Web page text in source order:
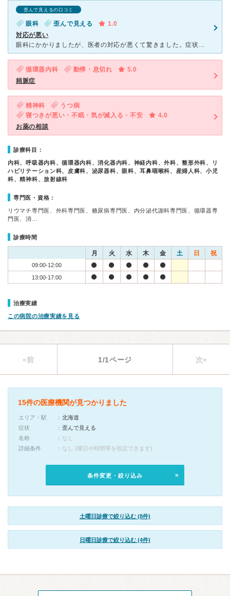
歪んで見えるの口コミ
眼科 歪んで見える
1.0
対応が悪い
眼科にかかりましたが、医者の対応が悪くて驚きました。症状があり、不安な気持ちを伝えても、大したことないという返事。詳しい検査を求めると、『違う病院で受けてもらって結構、そのかわり２度とこの病院にはかか
循環器内科 動悸・息切れ
5.0
頻脈症
精神科
うつ病
寝つきが悪い・不眠・気が滅入る・不安
4.0
お薬の相談
診療科目：
内科、呼吸器内科、循環器内科、消化器内科、神経内科、外科、整形外科、リ
ハビリテーション科、皮膚科、泌尿器科、眼科、耳鼻咽喉科、産婦人科、小児
科、精神科、放射線科
専門医・資格：
リウマチ専門医、外科専門医、糖尿病専門医、内分泌代謝科専門医、循環器専
門医、消…
診療時間
月 火 水 木 金 土 日 祝
09:00-12:00
13:00-17:00
治療実績
この病院の治療実績を見る
«前 1/1ページ 次»
15件の医療機関が見つかりました
エリア・駅
北海道
症状
歪んで見える
名称
なし
詳細条件
なし (曜日や時間帯を指定できます)
条件変更・絞り込み
土曜日診療で絞り込む (8件)
日曜日診療で絞り込む (4件)